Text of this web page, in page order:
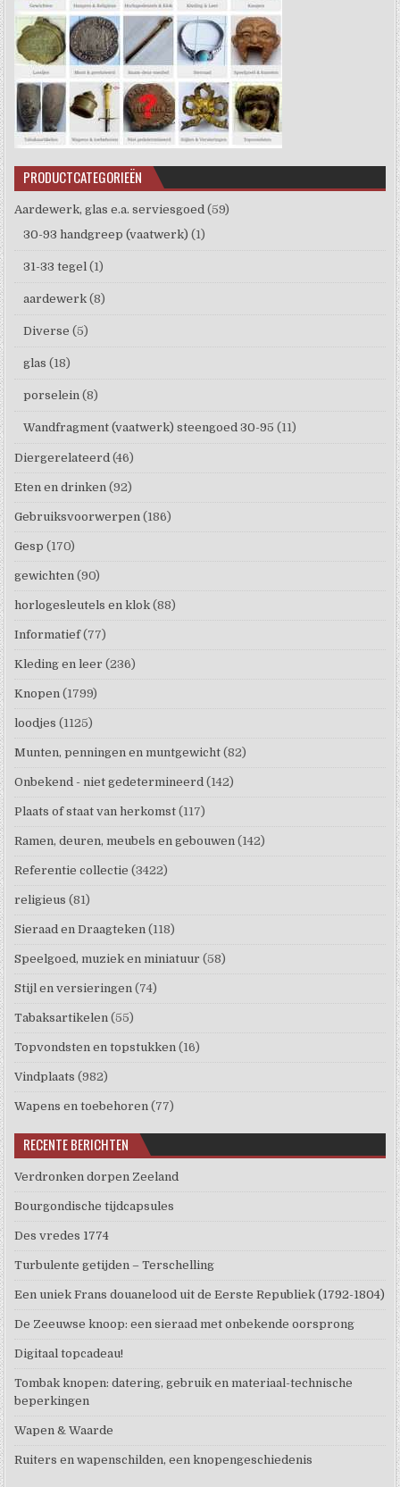
PRODUCTCATEGORIEËN
Aardewerk, glas e.a. serviesgoed (59)
30-93 handgreep (vaatwerk) (1)
31-33 tegel (1)
aardewerk (8)
Diverse (5)
glas (18)
porselein (8)
Wandfragment (vaatwerk) steengoed 30-95 (11)
Diergerelateerd (46)
Eten en drinken (92)
Gebruiksvoorwerpen (186)
Gesp (170)
gewichten (90)
horlogesleutels en klok (88)
Informatief (77)
Kleding en leer (236)
Knopen (1799)
loodjes (1125)
Munten, penningen en muntgewicht (82)
Onbekend - niet gedetermineerd (142)
Plaats of staat van herkomst (117)
Ramen, deuren, meubels en gebouwen (142)
Referentie collectie (3422)
religieus (81)
Sieraad en Draagteken (118)
Speelgoed, muziek en miniatuur (58)
Stijl en versieringen (74)
Tabaksartikelen (55)
Topvondsten en topstukken (16)
Vindplaats (982)
Wapens en toebehoren (77)
RECENTE BERICHTEN
Verdronken dorpen Zeeland
Bourgondische tijdcapsules
Des vredes 1774
Turbulente getijden – Terschelling
Een uniek Frans douanelood uit de Eerste Republiek (1792-1804)
De Zeeuwse knoop: een sieraad met onbekende oorsprong
Digitaal topcadeau!
Tombak knopen: datering, gebruik en materiaal-technische
beperkingen
Wapen & Waarde
Ruiters en wapenschilden, een knopengeschiedenis